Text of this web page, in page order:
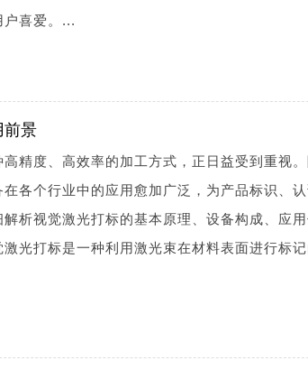
户喜爱。...
前景
精度、高效率的加工方式，正日益受到重视
各个行业中的应用愈加广泛，为产品标识、认
析视觉激光打标的基本原理、设备构成、应
光打标是一种利用激光束在材料表面进行标